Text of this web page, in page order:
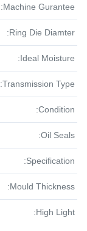
Machine Gurantee:
Ring Die Diamter:
Ideal Moisture:
Transmission Type:
Condition:
Oil Seals:
Specification:
Mould Thickness:
High Light: